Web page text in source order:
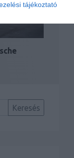
tájékoztató